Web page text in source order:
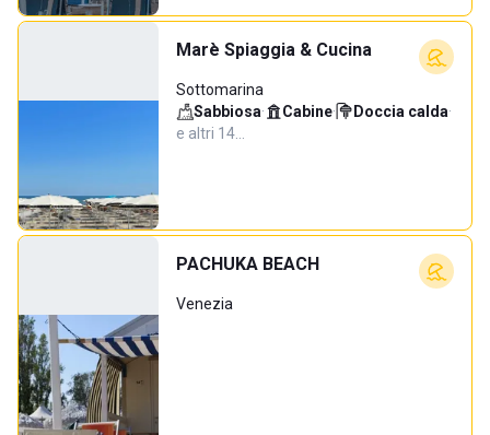
Marè Spiaggia & Cucina
Sottomarina
Sabbiosa· Cabine· Doccia calda·
e altri 14…
PACHUKA BEACH
Venezia